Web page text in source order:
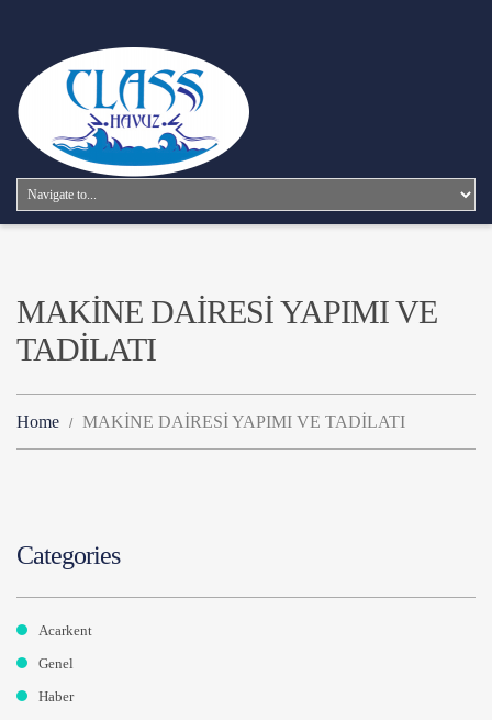
MAKİNE DAİRESİ YAPIMI VE
TADİLATI
Home MAKİNE DAİRESİ YAPIMI VE TADİLATI
Categories
Acarkent
Genel
Haber